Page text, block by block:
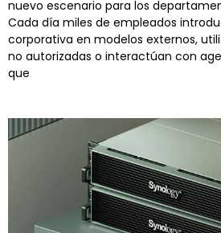
nuevo escenario para los
Cada día miles de empleados
corporativa en modelos externos,
no autorizadas o interactúan con
que